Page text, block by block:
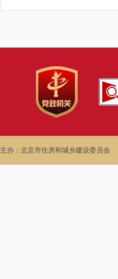
主办：北京市住房和城乡建设委员会